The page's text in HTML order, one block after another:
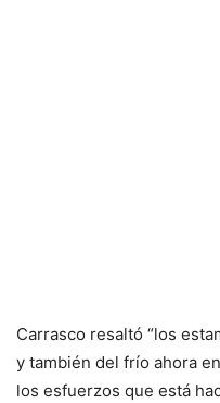
Carrasco resaltó “los
y también del frío ahora
los esfuerzos que está